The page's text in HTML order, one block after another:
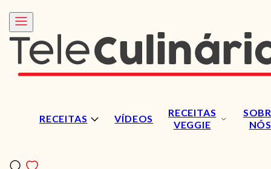
RECEITAS VÍDEOS
RECEITAS
VEGGIE
NÓS